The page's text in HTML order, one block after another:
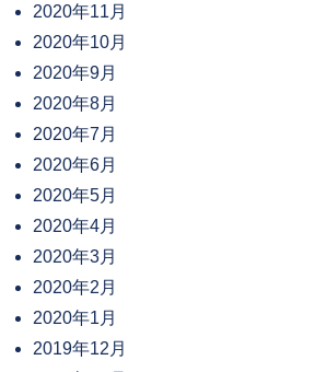
2020年11月
2020年10月
2020年9月
2020年8月
2020年7月
2020年6月
2020年5月
2020年4月
2020年3月
2020年2月
2020年1月
2019年12月